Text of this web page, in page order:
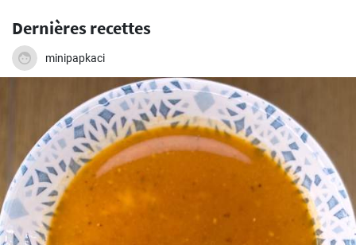
Dernières recettes
minipapkaci